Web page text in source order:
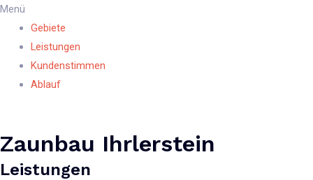
Menü
Gebiete
Leistungen
Kundenstimmen
Ablauf
Zaunbau Ihrlerstein
Leistungen